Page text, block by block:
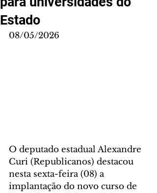
Estado
08/05/2026
O deputado estadual Alexandre
Curi (Republicanos) destacou
nesta sexta-feira (08) a
implantação do novo curso de